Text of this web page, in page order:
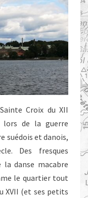
Croix du XII
lors de la guerre
suédois et danois,
Des fresques
danse macabre
le quartier tout
XVII (et ses petits